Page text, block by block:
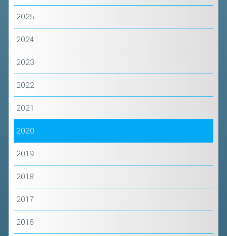
2025
2024
2023
2022
2021
2020
2019
2018
2017
2016
DIRIGENTI
CONVENZIONI UNIVERSITÀ